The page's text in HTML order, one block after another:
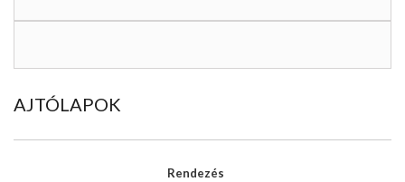
AJTÓLAPOK
Rendezés